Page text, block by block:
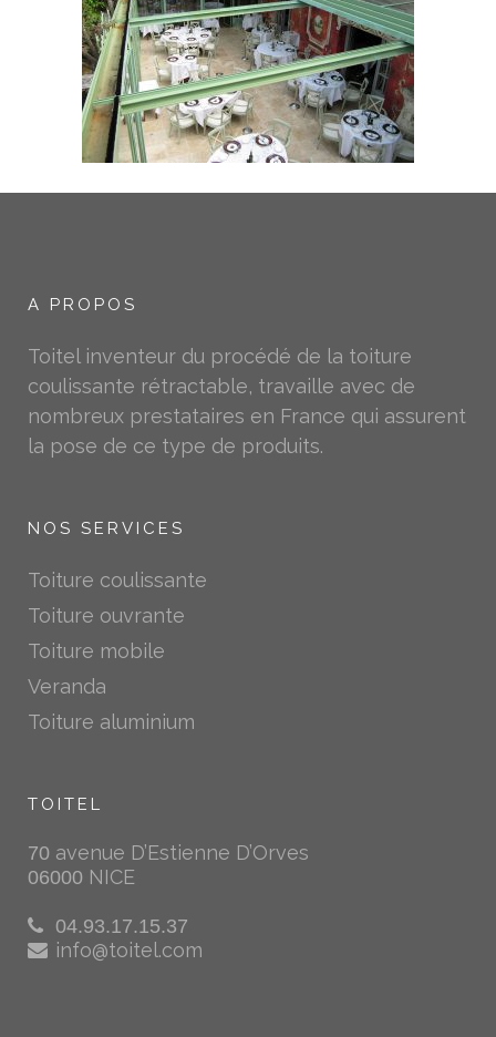
A PROPOS
Toitel inventeur du procédé de la toiture
coulissante rétractable, travaille avec de
nombreux prestataires en France qui assurent
la pose de ce type de produits.
NOS SERVICES
Toiture coulissante
Toiture ouvrante
Toiture mobile
Veranda
Toiture aluminium
TOITEL
70 avenue D’Estienne D’Orves
06000 NICE
04.93.17.15.37
info@toitel.com